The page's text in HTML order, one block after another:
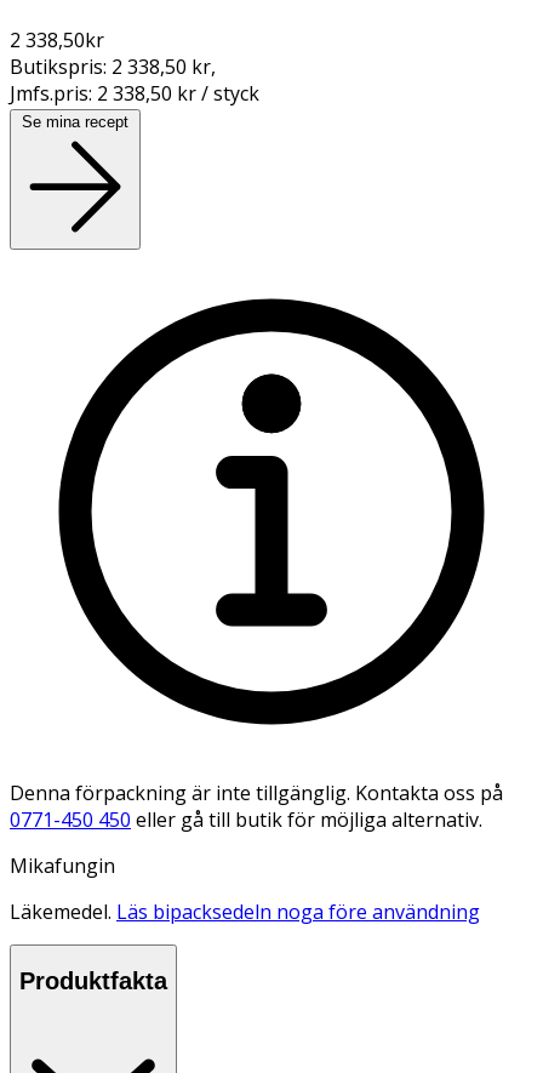
2 338,50kr
Butikspris: 2 338,50 kr,
Jmfs.pris: 2 338,50 kr / styck
Se mina recept
Denna förpackning är inte tillgänglig. Kontakta oss på
0771-450 450 eller gå till butik för möjliga alternativ.
Mikafungin
Läkemedel. Läs bipacksedeln noga före användning
Produktfakta